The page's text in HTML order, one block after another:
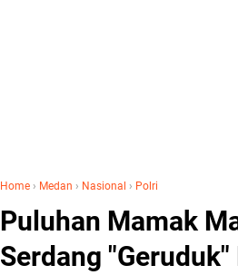
Home › Medan › Nasional › Polri
Puluhan Mamak
Serdang